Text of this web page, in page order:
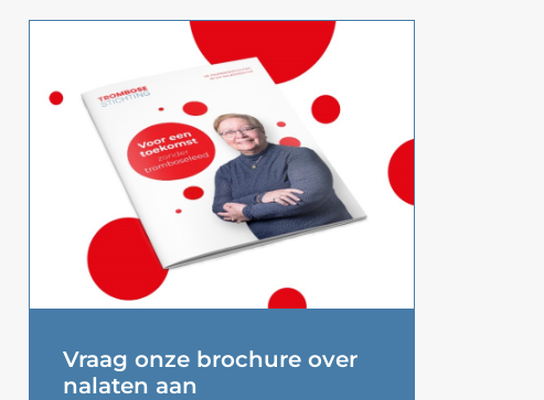
Vraag onze brochure over
nalaten aan